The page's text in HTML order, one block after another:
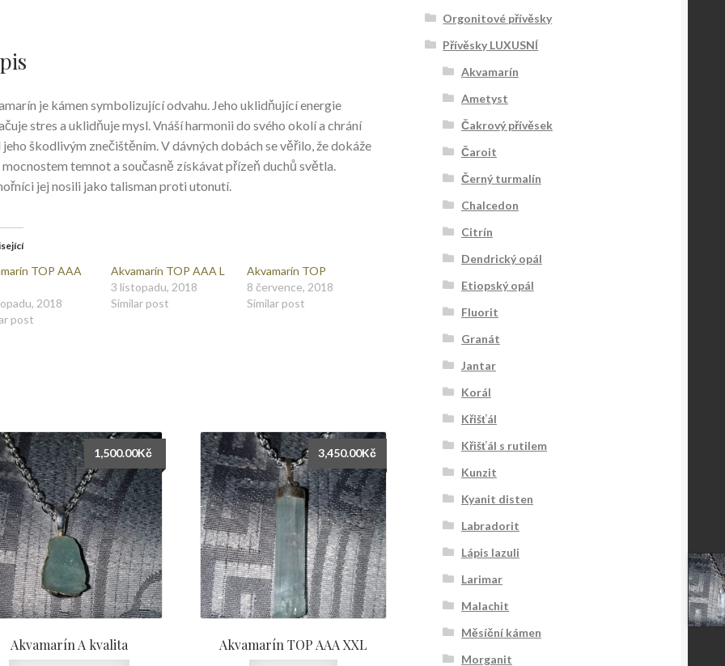
je kámen symbolizující odvahu. Jeho uklidňující energie
stres a uklidňuje mysl. Vnáší harmonii do svého okolí a chrání
jeho škodlivým znečištěním. V dávných dobách se věřilo, že dokáže
temnot a současně získávat přízeň duchů světla.
jej nosili jako talisman proti utonutí.
TOP AAA
2018
post
Akvamarín TOP AAA L
3 listopadu, 2018
Similar post
Akvamarín TOP
8 července, 2018
Similar post
Akvamarín A kvalita
1,500.00Kč
Akvamarín TOP AAA XXL
3,450.00Kč
Orgonitové přívěsky
Přívěsky LUXUSNÍ
Akvamarín
Ametyst
Čakrový přívěsek
Čaroit
Černý turmalín
Chalcedon
Citrín
Dendrický opál
Etiopský opál
Fluorit
Granát
Jantar
Korál
Křišťál
Křišťál s rutilem
Kunzit
Kyanit disten
Labradorit
Lápis lazuli
Larimar
Malachit
Měsíční kámen
Morganit